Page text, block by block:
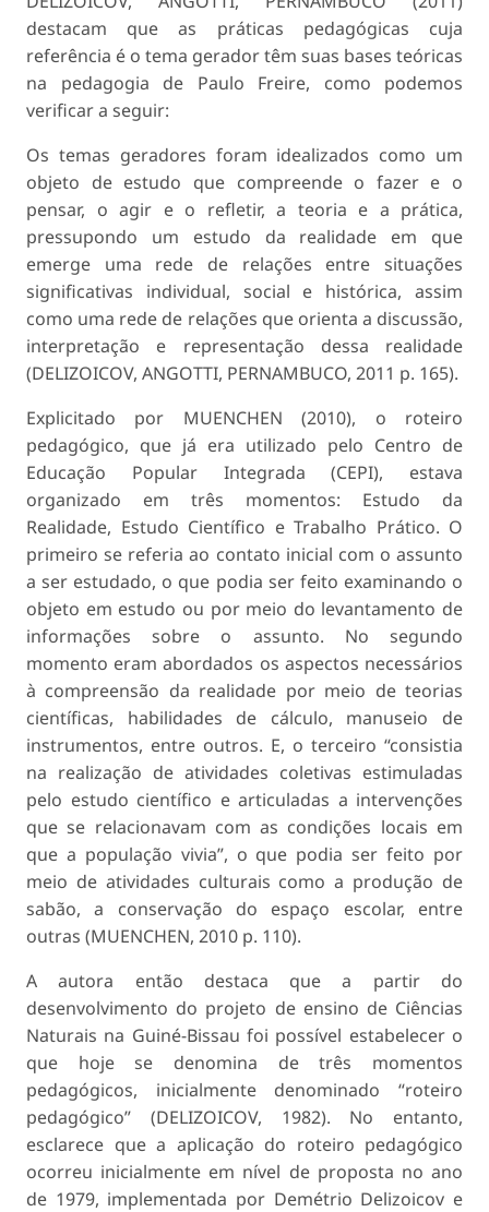
destacam que as práticas pedagógicas cuja
referência é o tema gerador têm suas bases teóricas
na pedagogia de Paulo Freire, como podemos
verificar a seguir:
Os temas geradores foram idealizados como um
objeto de estudo que compreende o fazer e o
pensar, o agir e o refletir, a teoria e a prática,
pressupondo um estudo da realidade em que
emerge uma rede de relações entre situações
significativas individual, social e histórica, assim
como uma rede de relações que orienta a discussão,
interpretação e representação dessa realidade
(DELIZOICOV, ANGOTTI, PERNAMBUCO, 2011 p. 165).
Explicitado por MUENCHEN (2010), o roteiro
pedagógico, que já era utilizado pelo Centro de
Educação Popular Integrada (CEPI), estava
organizado em três momentos: Estudo da
Realidade, Estudo Científico e Trabalho Prático. O
primeiro se referia ao contato inicial com o assunto
a ser estudado, o que podia ser feito examinando o
objeto em estudo ou por meio do levantamento de
informações sobre o assunto. No segundo
momento eram abordados os aspectos necessários
à compreensão da realidade por meio de teorias
científicas, habilidades de cálculo, manuseio de
instrumentos, entre outros. E, o terceiro “consistia
na realização de atividades coletivas estimuladas
pelo estudo científico e articuladas a intervenções
que se relacionavam com as condições locais em
que a população vivia”, o que podia ser feito por
meio de atividades culturais como a produção de
sabão, a conservação do espaço escolar, entre
outras (MUENCHEN, 2010 p. 110).
A autora então destaca que a partir do
desenvolvimento do projeto de ensino de Ciências
Naturais na Guiné-Bissau foi possível estabelecer o
que hoje se denomina de três momentos
pedagógicos, inicialmente denominado “roteiro
pedagógico” (DELIZOICOV, 1982). No entanto,
esclarece que a aplicação do roteiro pedagógico
ocorreu inicialmente em nível de proposta no ano
de 1979, implementada por Demétrio Delizoicov e